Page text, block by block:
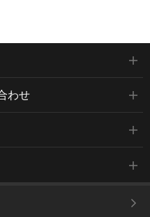
わせ